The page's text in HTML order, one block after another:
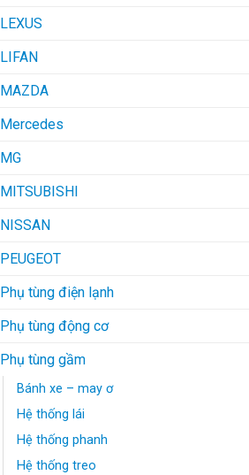
LEXUS
LIFAN
MAZDA
Mercedes
MG
MITSUBISHI
NISSAN
PEUGEOT
Phụ tùng điện lạnh
Phụ tùng động cơ
Phụ tùng gầm
Bánh xe – may ơ
Hệ thống lái
Hệ thống phanh
Hệ thống treo